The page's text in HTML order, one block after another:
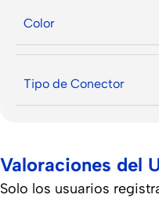
Color
Tipo de Conector
Valoraciones del
Solo los usuarios